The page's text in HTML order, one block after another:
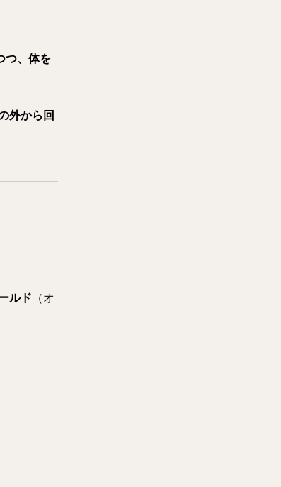
つ、体を
外から回
ルド （オ